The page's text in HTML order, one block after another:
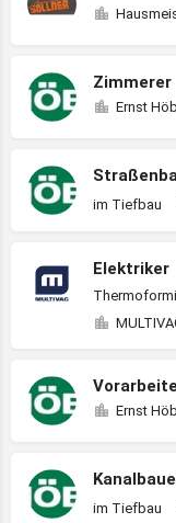
Zimmerer
Ernst
im Tiefbau
Elektriker
Ernst
im Tiefbau